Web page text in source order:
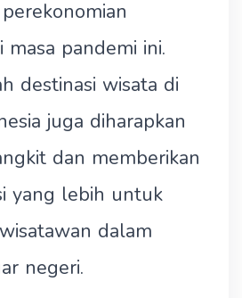
masa pandemi ini.
destinasi wisata di
juga diharapkan
dan memberikan
yang lebih untuk
dalam
negeri.